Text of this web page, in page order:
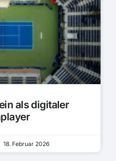
als digitaler
18. Februar 2026